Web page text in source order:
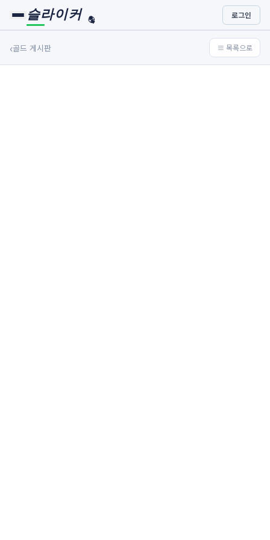
슬라이커 🏀
⚾ 로그인
‹골드 게시판 ≡ 목록으로